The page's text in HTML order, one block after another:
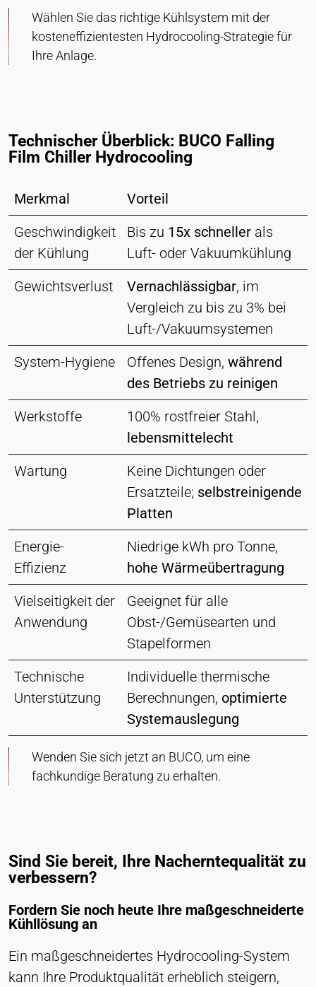
Wählen Sie das richtige Kühlsystem mit der
kosteneffizientesten Hydrocooling-Strategie für
Ihre Anlage.
Technischer Überblick: BUCO Falling
Film Chiller Hydrocooling
Merkmal
Vorteil
Geschwindigkeit
der Kühlung
Bis zu 15x schneller als
Luft- oder Vakuumkühlung
Gewichtsverlust
Vernachlässigbar, im
Vergleich zu bis zu 3% bei
Luft-/Vakuumsystemen
System-Hygiene
Offenes Design, während
des Betriebs zu reinigen
Werkstoffe
100% rostfreier Stahl,
lebensmittelecht
Wartung
Keine Dichtungen oder
Ersatzteile; selbstreinigende
Platten
Energie-
Effizienz
Niedrige kWh pro Tonne,
hohe Wärmeübertragung
Vielseitigkeit der
Anwendung
Geeignet für alle
Obst-/Gemüsearten und
Stapelformen
Technische
Unterstützung
Individuelle thermische
Berechnungen, optimierte
Systemauslegung
Wenden Sie sich jetzt an BUCO, um eine
fachkundige Beratung zu erhalten.
Sind Sie bereit, Ihre Nacherntequalität zu
verbessern?
Fordern Sie noch heute Ihre maßgeschneiderte
Kühllösung an
Ein maßgeschneidertes Hydrocooling-System
kann Ihre Produktqualität erheblich steigern,